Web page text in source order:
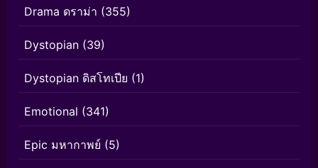
Drama ดราม่า (355)
Dystopian (39)
Dystopian ดิสโทเปีย (1)
Emotional (341)
Epic มหากาพย์ (5)